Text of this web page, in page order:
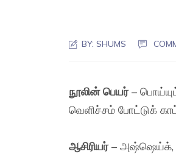
BY:SHUMS
நூலின் பெயர்–
வெளிச்சம் போட்டுக்
ஆசிரியர்– அஷ்ஷெய்க்,